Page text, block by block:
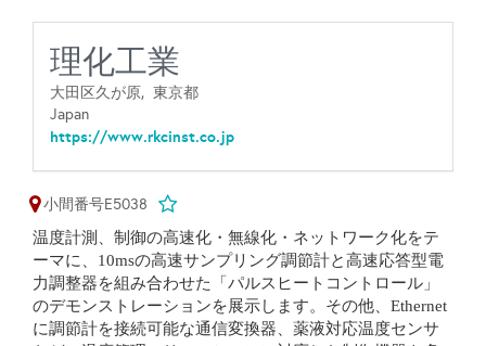
理化工業
大田区久が原, 東京都
Japan
https://www.rkcinst.co.jp
小間番号E5038
温度計測、制御の高速化・ 無線化・ネットワーク化をテ
ーマに、10msの高速サンプリング調節計と高速応答型電
力調整器を組み合わせた「パルスヒートコントロール」
のデモンストレーションを展示します。その他、Ethernet
に調節計を接続可能な通信変換器、薬液対応温度センサ